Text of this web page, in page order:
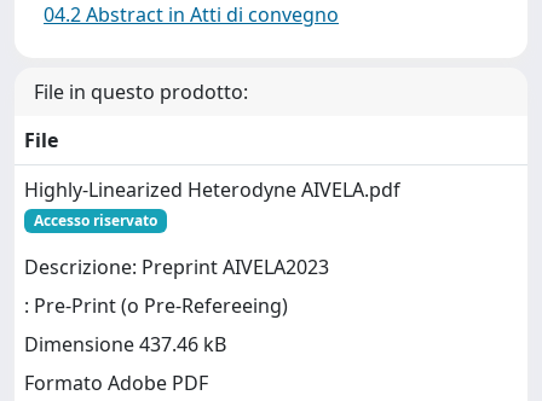
04.2 Abstract in Atti di convegno
File in questo prodotto:
File
Highly-Linearized Heterodyne AIVELA.pdf
Accesso riservato
Descrizione: Preprint AIVELA2023
: Pre-Print (o Pre-Refereeing)
Dimensione 437.46 kB
Formato Adobe PDF